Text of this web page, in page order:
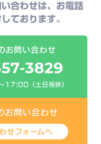
合わせは、お電話
ております。